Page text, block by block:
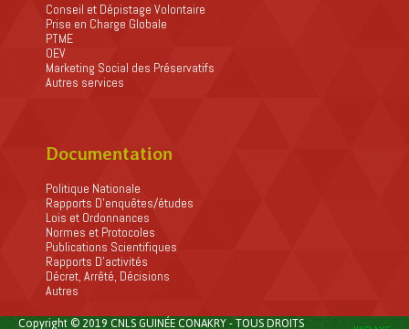
Conseil et Dépistage Volontaire
Prise en Charge Globale
PTME
OEV
Marketing Social des Préservatifs
Autres services
Documentation
Politique Nationale
Rapports D’enquêtes/études
Lois et Ordonnances
Normes et Protocoles
Publications Scientifiques
Rapports D’activités
Décret, Arrêté, Décisions
Autres
Copyright © 2019 CNLS GUINÉE CONAKRY - TOUS DROITS